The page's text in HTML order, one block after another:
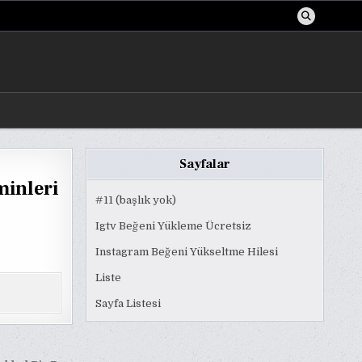
Sayfalar
#11 (başlık yok)
Igtv Beğeni Yükleme Ücretsiz
Instagram Beğeni Yükseltme Hilesi
Liste
Sayfa Listesi